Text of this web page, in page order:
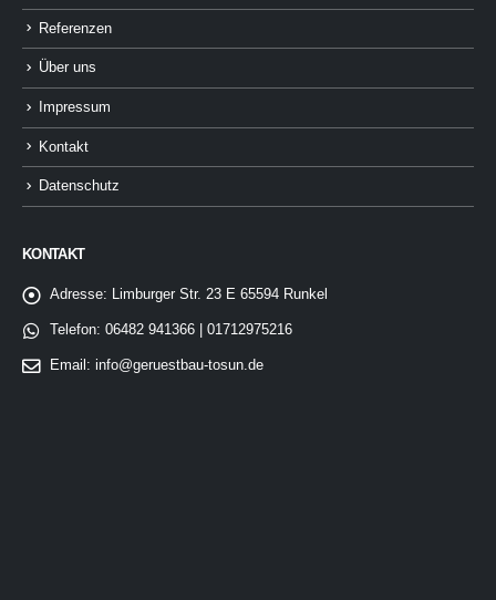
Referenzen
Über uns
Impressum
Kontakt
Datenschutz
KONTAKT
Adresse: Limburger Str. 23 E 65594 Runkel
Telefon: 06482 941366 | 01712975216
Email: info@geruestbau-tosun.de